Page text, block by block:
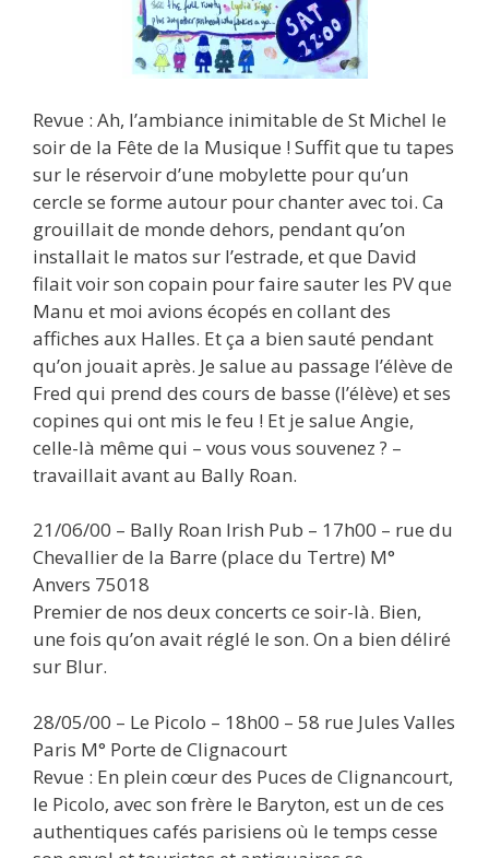
Revue : Ah, l’ambiance inimitable de St Michel le
soir de la Fête de la Musique ! Suffit que tu tapes
sur le réservoir d’une mobylette pour qu’un
cercle se forme autour pour chanter avec toi. Ca
grouillait de monde dehors, pendant qu’on
installait le matos sur l’estrade, et que David
filait voir son copain pour faire sauter les PV que
Manu et moi avions écopés en collant des
affiches aux Halles. Et ça a bien sauté pendant
qu’on jouait après. Je salue au passage l’élève de
Fred qui prend des cours de basse (l’élève) et ses
copines qui ont mis le feu ! Et je salue Angie,
celle-là même qui – vous vous souvenez ? –
travaillait avant au Bally Roan.
21/06/00 – Bally Roan Irish Pub – 17h00 – rue du
Chevallier de la Barre (place du Tertre) M°
Anvers 75018
Premier de nos deux concerts ce soir-là. Bien,
une fois qu’on avait réglé le son. On a bien déliré
sur Blur.
28/05/00 – Le Picolo – 18h00 – 58 rue Jules Valles
Paris M° Porte de Clignacourt
Revue : En plein cœur des Puces de Clignancourt,
le Picolo, avec son frère le Baryton, est un de ces
authentiques cafés parisiens où le temps cesse